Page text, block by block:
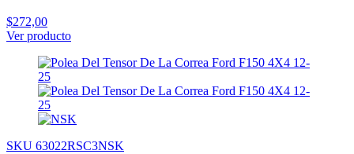
$272,00
Ver producto
SKU 63022RSC3NSK